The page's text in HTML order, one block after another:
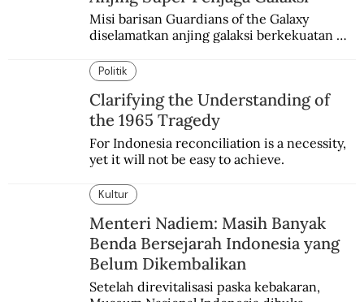
Misi barisan Guardians of the Galaxy
diselamatkan anjing galaksi berkekuatan
si martir antariksa Soviet.
Politik
Clarifying the Understanding of
the 1965 Tragedy
For Indonesia reconciliation is a necessity,
yet it will not be easy to achieve.
Kultur
Menteri Nadiem: Masih Banyak
Benda Bersejarah Indonesia yang
Belum Dikembalikan
Setelah direvitalisasi paska kebakaran,